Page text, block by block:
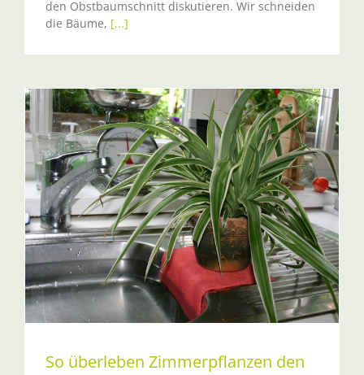
den Obstbaumschnitt diskutieren. Wir schneiden
die Bäume, [...]
So überleben Zimmerpflanzen den